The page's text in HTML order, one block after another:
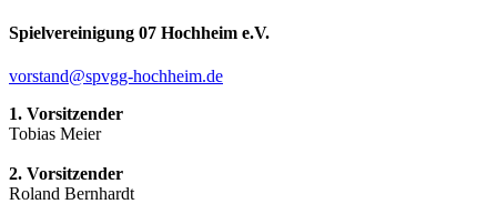
Spielvereinigung 07 Hochheim e.V.
vorstand@spvgg-hochheim.de
1. Vorsitzender
Tobias Meier
2. Vorsitzender
Roland Bernhardt